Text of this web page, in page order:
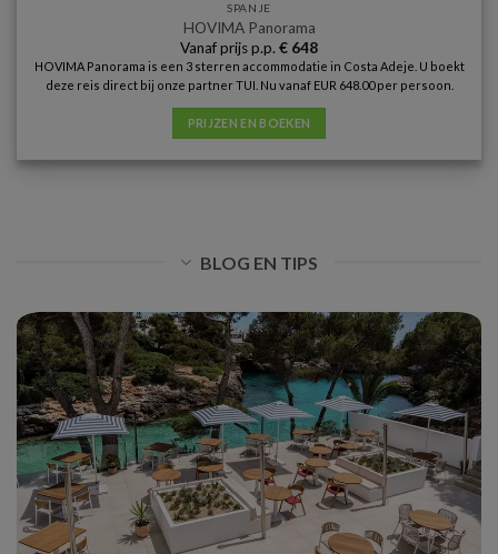
SPANJE
HOVIMA Panorama
Vanaf prijs p.p. € 648
HOVIMA Panorama is een 3 sterren accommodatie in Costa Adeje. U boekt
deze reis direct bij onze partner TUI. Nu vanaf EUR 648.00 per persoon.
PRIJZEN EN BOEKEN
BLOG EN TIPS